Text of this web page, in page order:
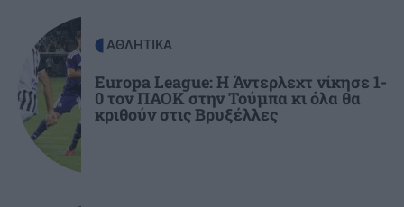
ΕΛΛΑΔΑ
Το τέλος μιας εποχής για το Allou! Fun Park - Η
περιοχή γυρίζει σελίδα
ΑΘΛΗΤΙΚΑ
Europa League: Η Άντερλεχτ νίκησε 1-
0 τον ΠΑΟΚ στην Τούμπα κι όλα θα
κριθούν στις Βρυξέλλες